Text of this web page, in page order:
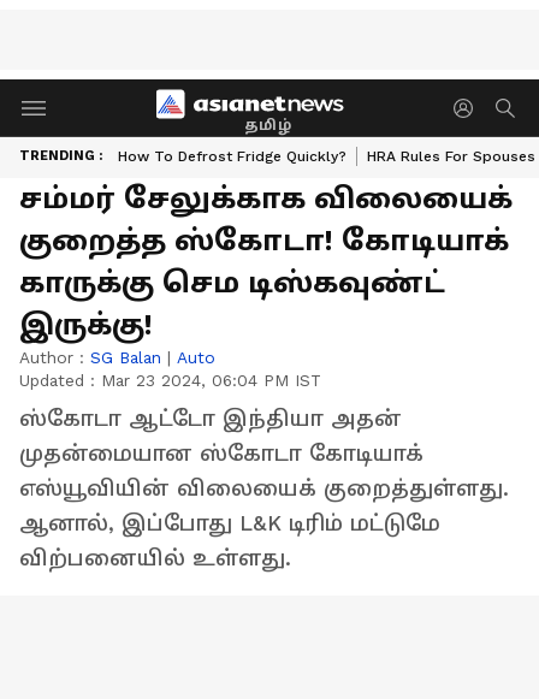
தமிழ்
TRENDING : How To Defrost Fridge Quickly? HRA Rules For Spouses
சம்மர் சேலுக்காக விலையைக்
குறைத்த ஸ்கோடா! கோடியாக்
காருக்கு செம டிஸ்கவுண்ட்
இருக்கு!
Author : SG Balan | Auto
Updated : Mar 23 2024, 06:04 PM IST
ஸ்கோடா ஆட்டோ இந்தியா அதன்
முதன்மையான ஸ்கோடா கோடியாக்
எஸ்யூவியின் விலையைக் குறைத்துள்ளது.
ஆனால், இப்போது L&K டிரிம் மட்டுமே
விற்பனையில் உள்ளது.